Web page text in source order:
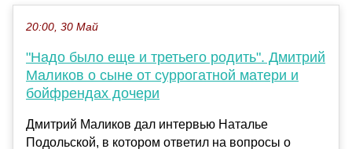
20:00, 30 Май
"Надо было еще и третьего родить". Дмитрий
Маликов о сыне от суррогатной матери и
бойфрендах дочери
Дмитрий Маликов дал интервью Наталье
Подольской, в котором ответил на вопросы о